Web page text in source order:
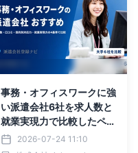
事務・オフィスワークに強
い派遣会社6社を求人数と
就業実現力で比較したペー
ジを公開2026-07-24 11:10